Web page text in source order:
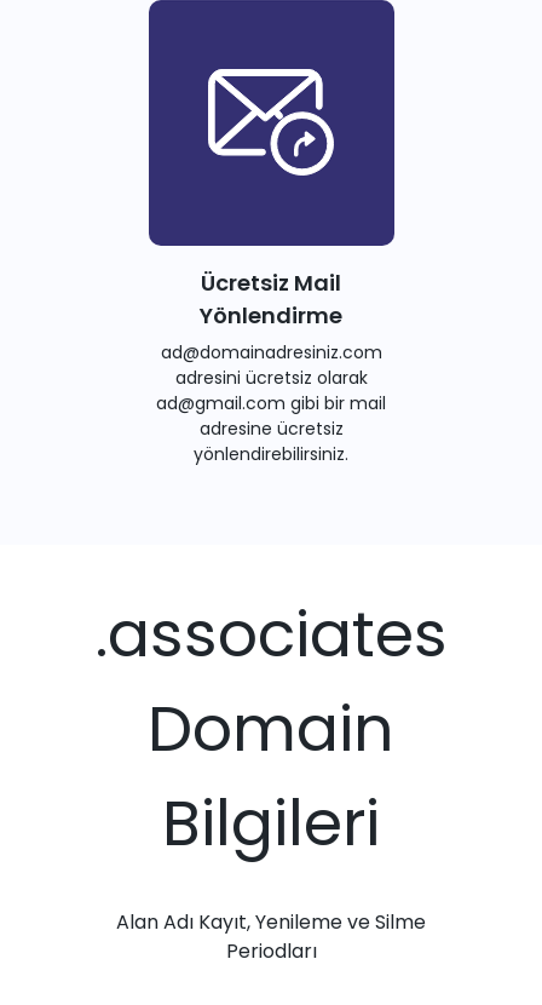
Ücretsiz Mail
Yönlendirme
ad@domainadresiniz.com
adresini ücretsiz olarak
ad@gmail.com gibi bir mail
adresine ücretsiz
yönlendirebilirsiniz.
.associates
Domain
Bilgileri
Alan Adı Kayıt, Yenileme ve Silme
Periodları